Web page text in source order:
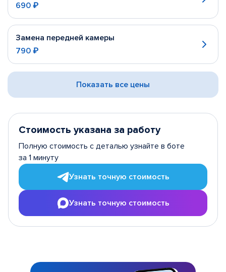
690 ₽
Замена передней камеры
790 ₽
Показать все цены
Стоимость указана за работу
Полную стоимость с деталью узнайте в боте
за 1 минуту
Узнать точную стоимость
Узнать точную стоимость